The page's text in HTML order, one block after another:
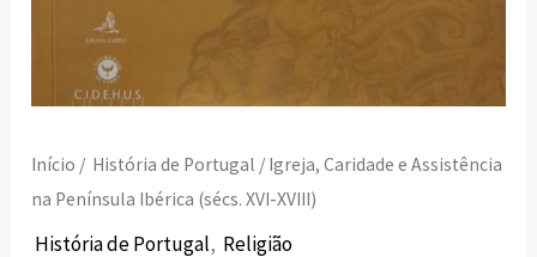
Início / História de Portugal / Igreja, Caridade e Assistência
na Península Ibérica (sécs. XVI-XVIII)
História de Portugal, Religião